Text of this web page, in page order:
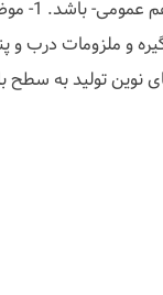
و ملزومات درب و
تولید به سطح